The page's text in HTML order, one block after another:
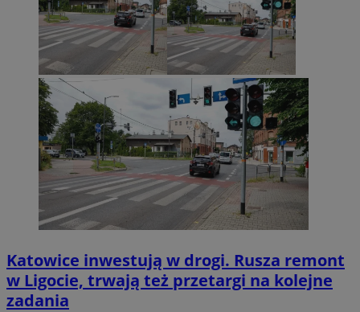
Katowice inwestują w drogi. Rusza remont
w Ligocie, trwają też przetargi na kolejne
zadania